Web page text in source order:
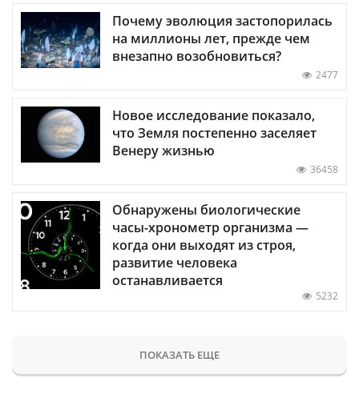
Почему эволюция застопорилась
на миллионы лет, прежде чем
внезапно возобновиться?
2477
Новое исследование показало,
что Земля постепенно заселяет
Венеру жизнью
36458
Обнаружены биологические
часы-хронометр организма —
когда они выходят из строя,
развитие человека
останавливается
5232
ПОКАЗАТЬ ЕЩЕ